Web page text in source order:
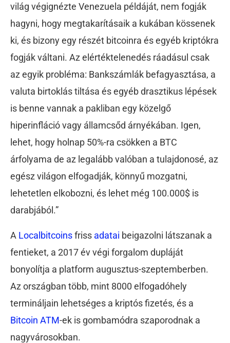
világ végignézte Venezuela példáját, nem fogják
hagyni, hogy megtakarításaik a kukában kössenek
ki, és bizony egy részét bitcoinra és egyéb kriptókra
fogják váltani. Az elértéktelenedés ráadásul csak
az egyik probléma: Bankszámlák befagyasztása, a
valuta birtoklás tiltása és egyéb drasztikus lépések
is benne vannak a pakliban egy közelgő
hiperinfláció vagy államcsőd árnyékában. Igen,
lehet, hogy holnap 50%-ra csökken a BTC
árfolyama de az legalább valóban a tulajdonosé, az
egész világon elfogadják, könnyű mozgatni,
lehetetlen elkobozni, és lehet még 100.000$ is
darabjából.”
A Localbitcoinsfriss adatai beigazolni látszanak a
fentieket, a 2017 év végi forgalom dupláját
bonyolítja a platform augusztus-szeptemberben.
Az országban több, mint 8000 elfogadóhely
termináljain lehetséges a kriptós fizetés, és a
Bitcoin ATM-ek is gombamódra szaporodnak a
nagyvárosokban.